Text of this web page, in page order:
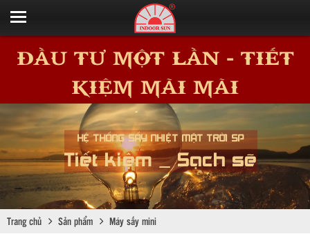
ĐẦU TƯ MỘT LẦN - TIẾT
KIỆM MÃI MÃI
HỆ THỐNG SẤY NHIỆT MẶT TRỜI SP
Tiết kiệm _ Sạch sẽ
Trang chủ Sản phẩm Máy sấy mini